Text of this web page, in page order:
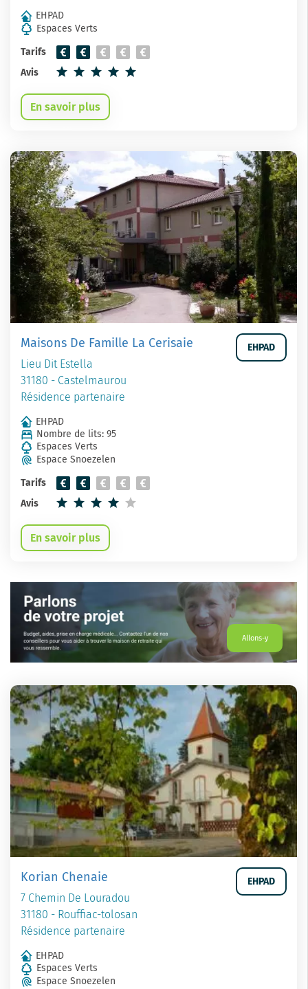
EHPAD
Espaces Verts
Tarifs
Avis
En savoir plus
Maisons De Famille La Cerisaie
Lieu Dit Estella
31180 - Castelmaurou
Résidence partenaire
EHPAD
EHPAD
Nombre de lits: 95
Espaces Verts
Espace Snoezelen
Tarifs
Avis
En savoir plus
Allons-y
Korian Chenaie
7 Chemin De Louradou
31180 - Rouffiac-tolosan
Résidence partenaire
EHPAD
EHPAD
Espaces Verts
Espace Snoezelen